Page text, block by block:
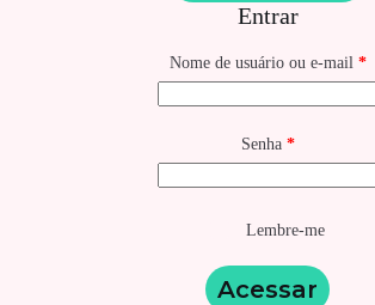
Entrar
Nome de usuário ou e-mail *
Senha *Obrigatório
Lembre-me
Acessar